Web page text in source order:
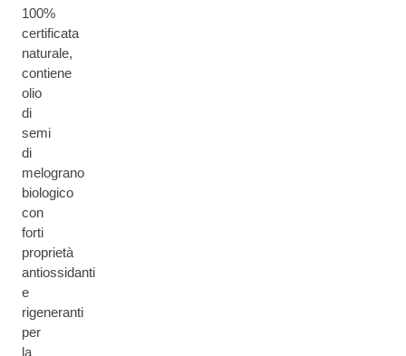
100%
certificata
naturale,
contiene
olio
di
semi
di
melograno
biologico
con
forti
proprietà
antiossidanti
e
rigeneranti
per
la